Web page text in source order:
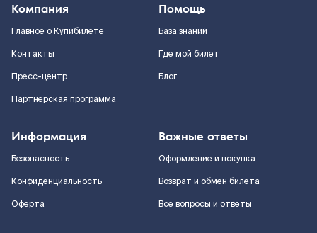
Компания
Главное о Купибилете
Контакты
Пресс-центр
Партнерская программа
Помощь
База знаний
Где мой билет
Блог
Информация
Безопасность
Конфиденциальность
Оферта
Важные ответы
Оформление и покупка
Возврат и обмен билета
Все вопросы и ответы